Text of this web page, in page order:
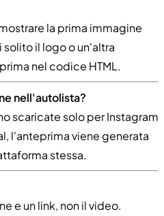
la prima immagine
il logo o un'altra
nel codice HTML.
nell'autolista?
scaricate solo per Instagram
l'anteprima viene generata
stessa.
e un link, non il video.